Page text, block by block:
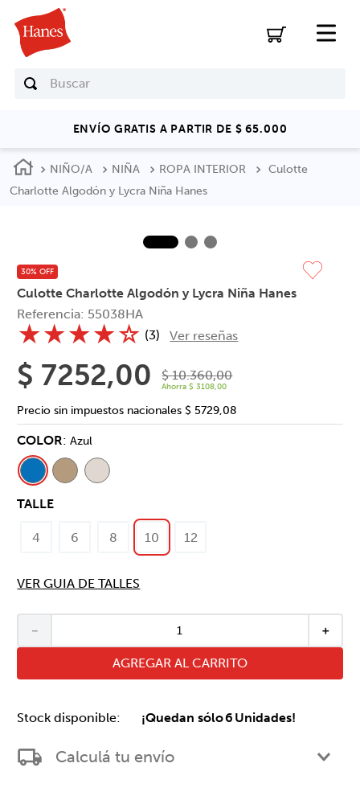
Buscar
ENVÍO GRATIS A PARTIR DE $ 65.000
NIÑO/A NIÑA ROPA INTERIOR
Culotte
Charlotte Algodón y Lycra Niña Hanes
30% OFF
Culotte Charlotte Algodón y Lycra Niña Hanes
Referencia: 55038HA
★★★★☆ (3) Ver reseñas
$ 7252,00 $ 10.360,00
Ahorra$ 3108,00
Precio sin impuestos nacionales $ 5729,08
COLOR: Azul
TALLE
4 6 8 10 12
VER GUIA DE TALLES
＋
－
AGREGAR AL CARRITO
¡Quedan sólo6 Unidades!
Calculá tu envío